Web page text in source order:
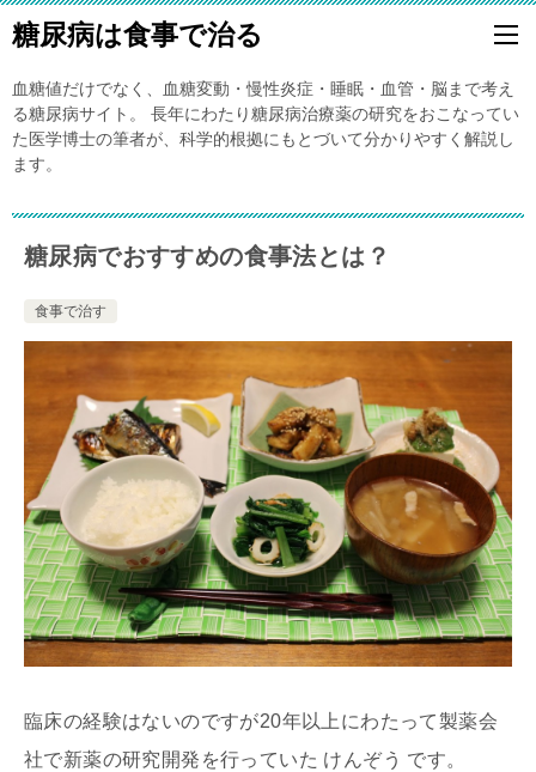
糖尿病は食事で治る
血糖値だけでなく、血糖変動・慢性炎症・睡眠・血管・脳まで考え
る糖尿病サイト。 長年にわたり糖尿病治療薬の研究をおこなってい
た医学博士の筆者が、科学的根拠にもとづいて分かりやすく解説し
ます。
糖尿病でおすすめの食事法とは？
食事で治す
臨床の経験はないのですが20年以上にわたって製薬会
社で新薬の研究開発を行っていた けんぞう です。